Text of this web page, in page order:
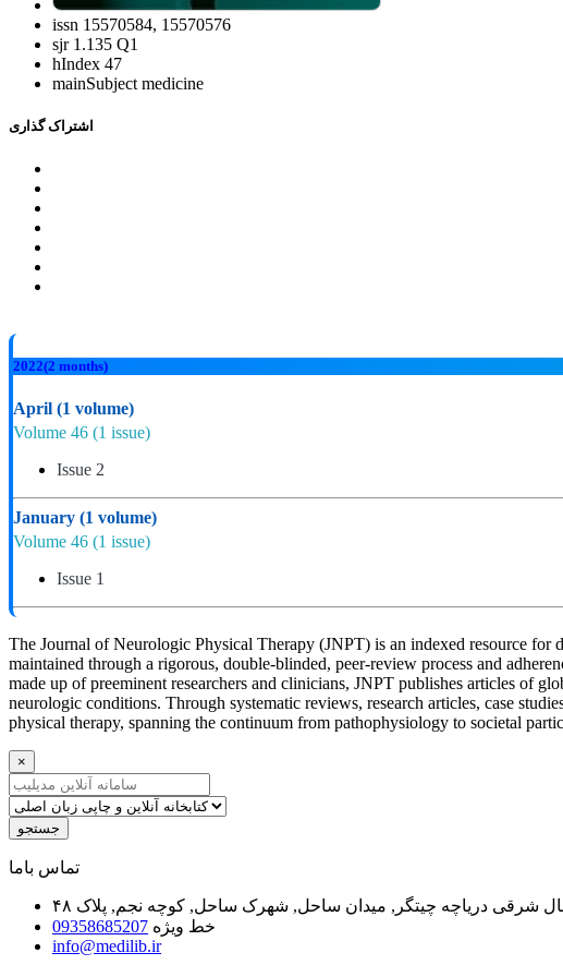
issn 15570584, 15570576
sjr 1.135 Q1
hIndex 47
mainSubject medicine
اشتراک گذاری
2022(2 months)
April (1 volume)
Volume 46 (1 issue)
Issue 2
January (1 volume)
Volume 46 (1 issue)
Issue 1
The Journal of Neurologic Physical Therapy (JNPT) is an indexed resource for
maintained through a rigorous, double-blinded, peer-review process and
made up of preeminent researchers and clinicians, JNPT publishes articles of
neurologic conditions. Through systematic reviews, research articles, case
physical therapy, spanning the continuum from pathophysiology to societal
×
جستجو
ﺗﻤﺎﺱ ﺑﺎﻣﺎ
شرقی دریاچه چیتگر, میدان ساحل, شهرک ساحل, کوچه نجم, پلاک ۴۸
خط ویژه 09358685207
info@medilib.ir